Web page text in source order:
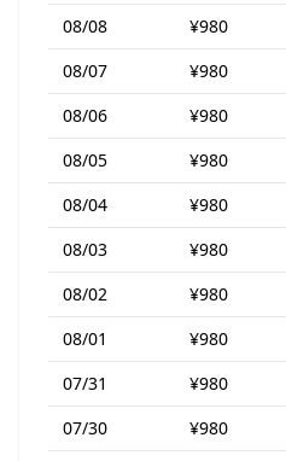
08/08
¥980
08/07
¥980
08/06
¥980
08/05
¥980
08/04
¥980
08/03
¥980
08/02
¥980
08/01
¥980
07/31
¥980
07/30
¥980